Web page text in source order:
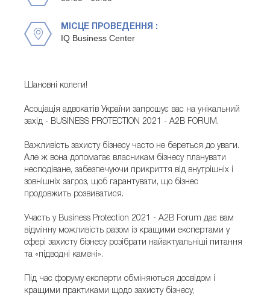
МІСЦЕ ПРОВЕДЕННЯ :
IQ Business Center
Шановні колеги!
Асоціація адвокатів України запрошує вас на унікальний
захід - BUSINESS PROTECTION 2021 - A2B FORUM.
Важливість захисту бізнесу часто не береться до уваги.
Але ж вона допомагає власникам бізнесу планувати
несподіване, забезпечуючи прикриття від внутрішніх і
зовнішніх загроз, щоб гарантувати, що бізнес
продовжить розвиватися.
Участь у Business Protection 2021 - A2B Forum дає вам
відмінну можливість разом із кращими експертами у
сфері захисту бізнесу розібрати найактуальніші питання
та «підводні камені».
Під час форуму експерти обміняються досвідом і
кращими практиками щодо захисту бізнесу,